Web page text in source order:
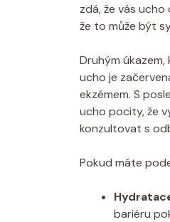
zdá, že vás
že to může být
Druhým
ucho je
ekzémem. S
ucho pocity, že
⁣konzultovat s
Pokud máte
bariéru